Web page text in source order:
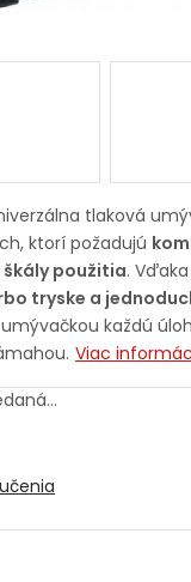
Hodnotenie
Váš
osobných údajov
tlaková
ktorí požadujú
použitia. Vďaka
tryske a
každú
Viac